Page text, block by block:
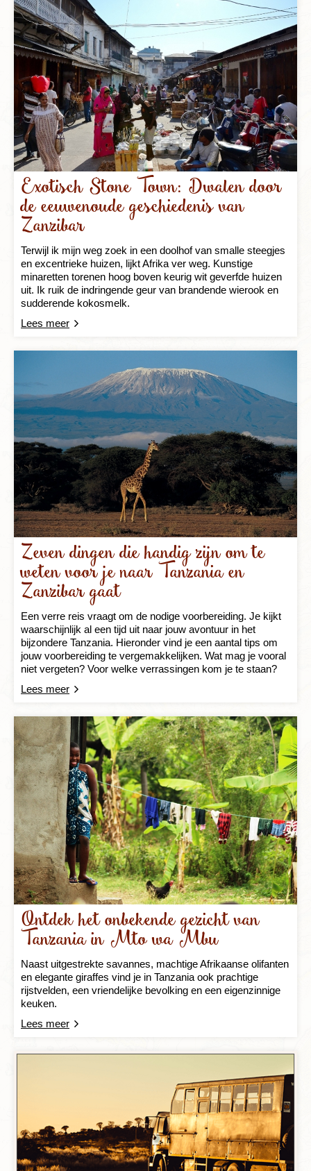
Exotisch Stone Town: Dwalen door
de eeuwenoude geschiedenis van
Zanzibar
Terwijl ik mijn weg zoek in een doolhof van smalle steegjes
en excentrieke huizen, lijkt Afrika ver weg. Kunstige
minaretten torenen hoog boven keurig wit geverfde huizen
uit. Ik ruik de indringende geur van brandende wierook en
sudderende kokosmelk.
Lees meer
Zeven dingen die handig zijn om te
weten voor je naar Tanzania en
Zanzibar gaat
Een verre reis vraagt om de nodige voorbereiding. Je kijkt
waarschijnlijk al een tijd uit naar jouw avontuur in het
bijzondere Tanzania. Hieronder vind je een aantal tips om
jouw voorbereiding te vergemakkelijken. Wat mag je vooral
niet vergeten? Voor welke verrassingen kom je te staan?
Lees meer
Ontdek het onbekende gezicht van
Tanzania in Mto wa Mbu
Naast uitgestrekte savannes, machtige Afrikaanse olifanten
en elegante giraffes vind je in Tanzania ook prachtige
rijstvelden, een vriendelijke bevolking en een eigenzinnige
keuken.
Lees meer